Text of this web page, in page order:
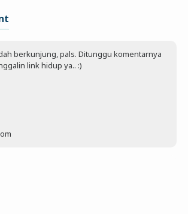
berkunjung, pals. Ditunggu komentarnya
link hidup ya.. :)